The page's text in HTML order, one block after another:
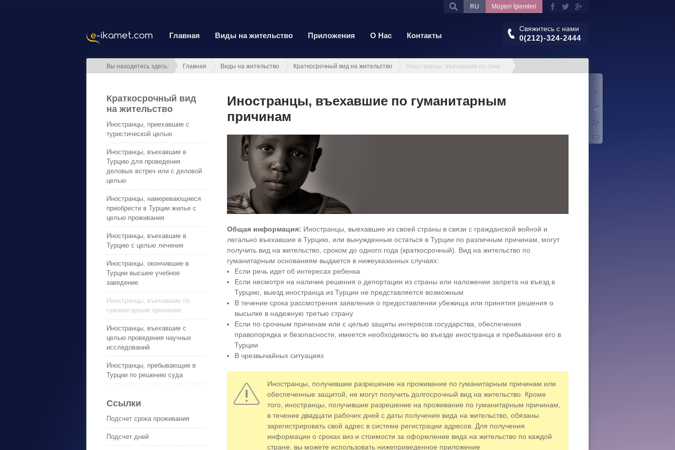
Главная Виды на жительство Приложения О Нас Контакты
Свяжитесь с нами
0(212)-324-2444
RU Müşteri İşlemleri
Вы находитесь здесь: Главная Виды на жительство Краткосрочный вид на жительство Иностранцы, въехавшие по гуманитарным причинам
Иностранцы, въехавшие по гуманитарным
причинам
Общая информация: Иностранцы, выехавшие из своей страны в связи с гражданской войной и
легально въехавшие в Турцию, или вынужденные остаться в Турции по различным причинам, могут
получить вид на жительство, сроком до одного года (краткосрочный). Вид на жительство по
гуманитарным основаниям выдается в нижеуказанных случаях:
Если речь идет об интересах ребенка
Если несмотря на наличие решения о депортации из страны или наложении запрета на въезд в
Турцию, выезд иностранца из Турции не представляется возможным
В течение срока рассмотрения заявления о предоставлении убежища или принятия решения о
высылке в надежную третью страну
Если по срочным причинам или с целью защиты интересов государства, обеспечения
правопорядка и безопасности, имеется необходимость во въезде иностранца и пребывании его в
Турции
В чрезвычайных ситуациях
Иностранцы, получившие разрешение на проживание по гуманитарным причинам или
обеспеченные защитой, не могут получить долгосрочный вид на жительство. Кроме
того, иностранцы, получившие разрешение на проживание по гуманитарным причинам,
в течение двадцати рабочих дней с даты получения вида на жительство, обязаны
зарегистрировать свой адрес в системе регистрации адресов. Для получения
информации о сроках виз и стоимости за оформление вида на жительство по каждой
стране, вы можете использовать нижеприведенное приложение
Краткосрочный вид
на жительство
Иностранцы, приехавшие с
туристической целью
Иностранцы, въехавшие в
Турцию для проведения
деловых встреч или с деловой
целью
Иностранцы, намеревающиеся
приобрести в Турции жилье с
целью проживания
Иностранцы, въехавшие в
Турцию с целью лечения
Иностранцы, окончившие в
Турции высшее учебное
заведение
Иностранцы, въехавшие по
гуманитарным причинам
Иностранцы, въехавшие с
целью проведения научных
исследований
Иностранцы, пребывающие в
Турции по решению суда
Ссылки
Подсчет срока проживания
Подсчет дней